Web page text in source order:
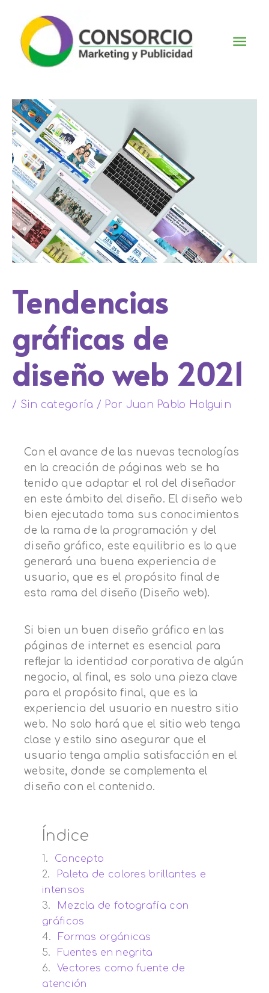
Tendencias
gráficas de
diseño web 2021
/ Sin categoría / Por Juan Pablo Holguin
Con el avance de las nuevas tecnologías
en la creación de páginas web se ha
tenido que adaptar el rol del diseñador
en este ámbito del diseño. El diseño web
bien ejecutado toma sus conocimientos
de la rama de la programación y del
diseño gráfico, este equilibrio es lo que
generará una buena experiencia de
usuario, que es el propósito final de
esta rama del diseño (Diseño web).
Si bien un buen diseño gráfico en las
páginas de internet es esencial para
reflejar la identidad corporativa de algún
negocio, al final, es solo una pieza clave
para el propósito final, que es la
experiencia del usuario en nuestro sitio
web. No solo hará que el sitio web tenga
clase y estilo sino asegurar que el
usuario tenga amplia satisfacción en el
website, donde se complementa el
diseño con el contenido.
Índice
Concepto
Paleta de colores brillantes e
intensos
Mezcla de fotografía con
gráficos
Formas orgánicas
Fuentes en negrita
Vectores como fuente de
atención